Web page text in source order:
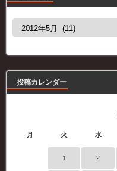
過
事
投稿カレンダー
月 火 水
1 2